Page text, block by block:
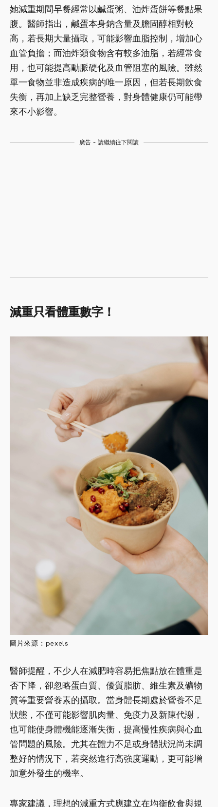
她減重期間早餐經常以鹹蛋粥、油炸蛋餅等餐點果
腹。醫師指出，鹹蛋本身鈉含量及膽固醇相對較
高，若長期大量攝取，可能影響血脂控制，增加心
血管負擔；而油炸類食物含有較多油脂，若經常食
用，也可能提高動脈硬化及血管阻塞的風險。雖然
單一食物並非造成疾病的唯一原因，但若長期飲食
失衡，再加上缺乏完整營養，對身體健康仍可能帶
來不小影響。
廣告 - 請繼續往下閱讀
減重只看體重數字！
圖片來源：pexels
醫師提醒，不少人在減肥時容易把焦點放在體重是
否下降，卻忽略蛋白質、優質脂肪、維生素及礦物
質等重要營養素的攝取。當身體長期處於營養不足
狀態，不僅可能影響肌肉量、免疫力及新陳代謝，
也可能使身體機能逐漸失衡，提高慢性疾病與心血
管問題的風險。尤其在體力不足或身體狀況尚未調
整好的情況下，若突然進行高強度運動，更可能增
加意外發生的機率。
專家建議，理想的減重方式應建立在均衡飲食與規